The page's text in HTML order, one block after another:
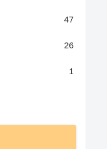
47
26
1